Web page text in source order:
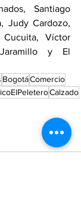
Santiago
Judy Cardozo,
Cucuita, Víctor
y El
BogotáComercio
Calzado